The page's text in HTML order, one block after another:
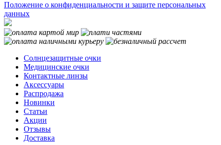
Положение о конфиденциальности и защите персональных
данных
Солнцезащитные очки
Медицинские очки
Контактные линзы
Аксессуары
Распродажа
Новинки
Статьи
Акции
Отзывы
Доставка